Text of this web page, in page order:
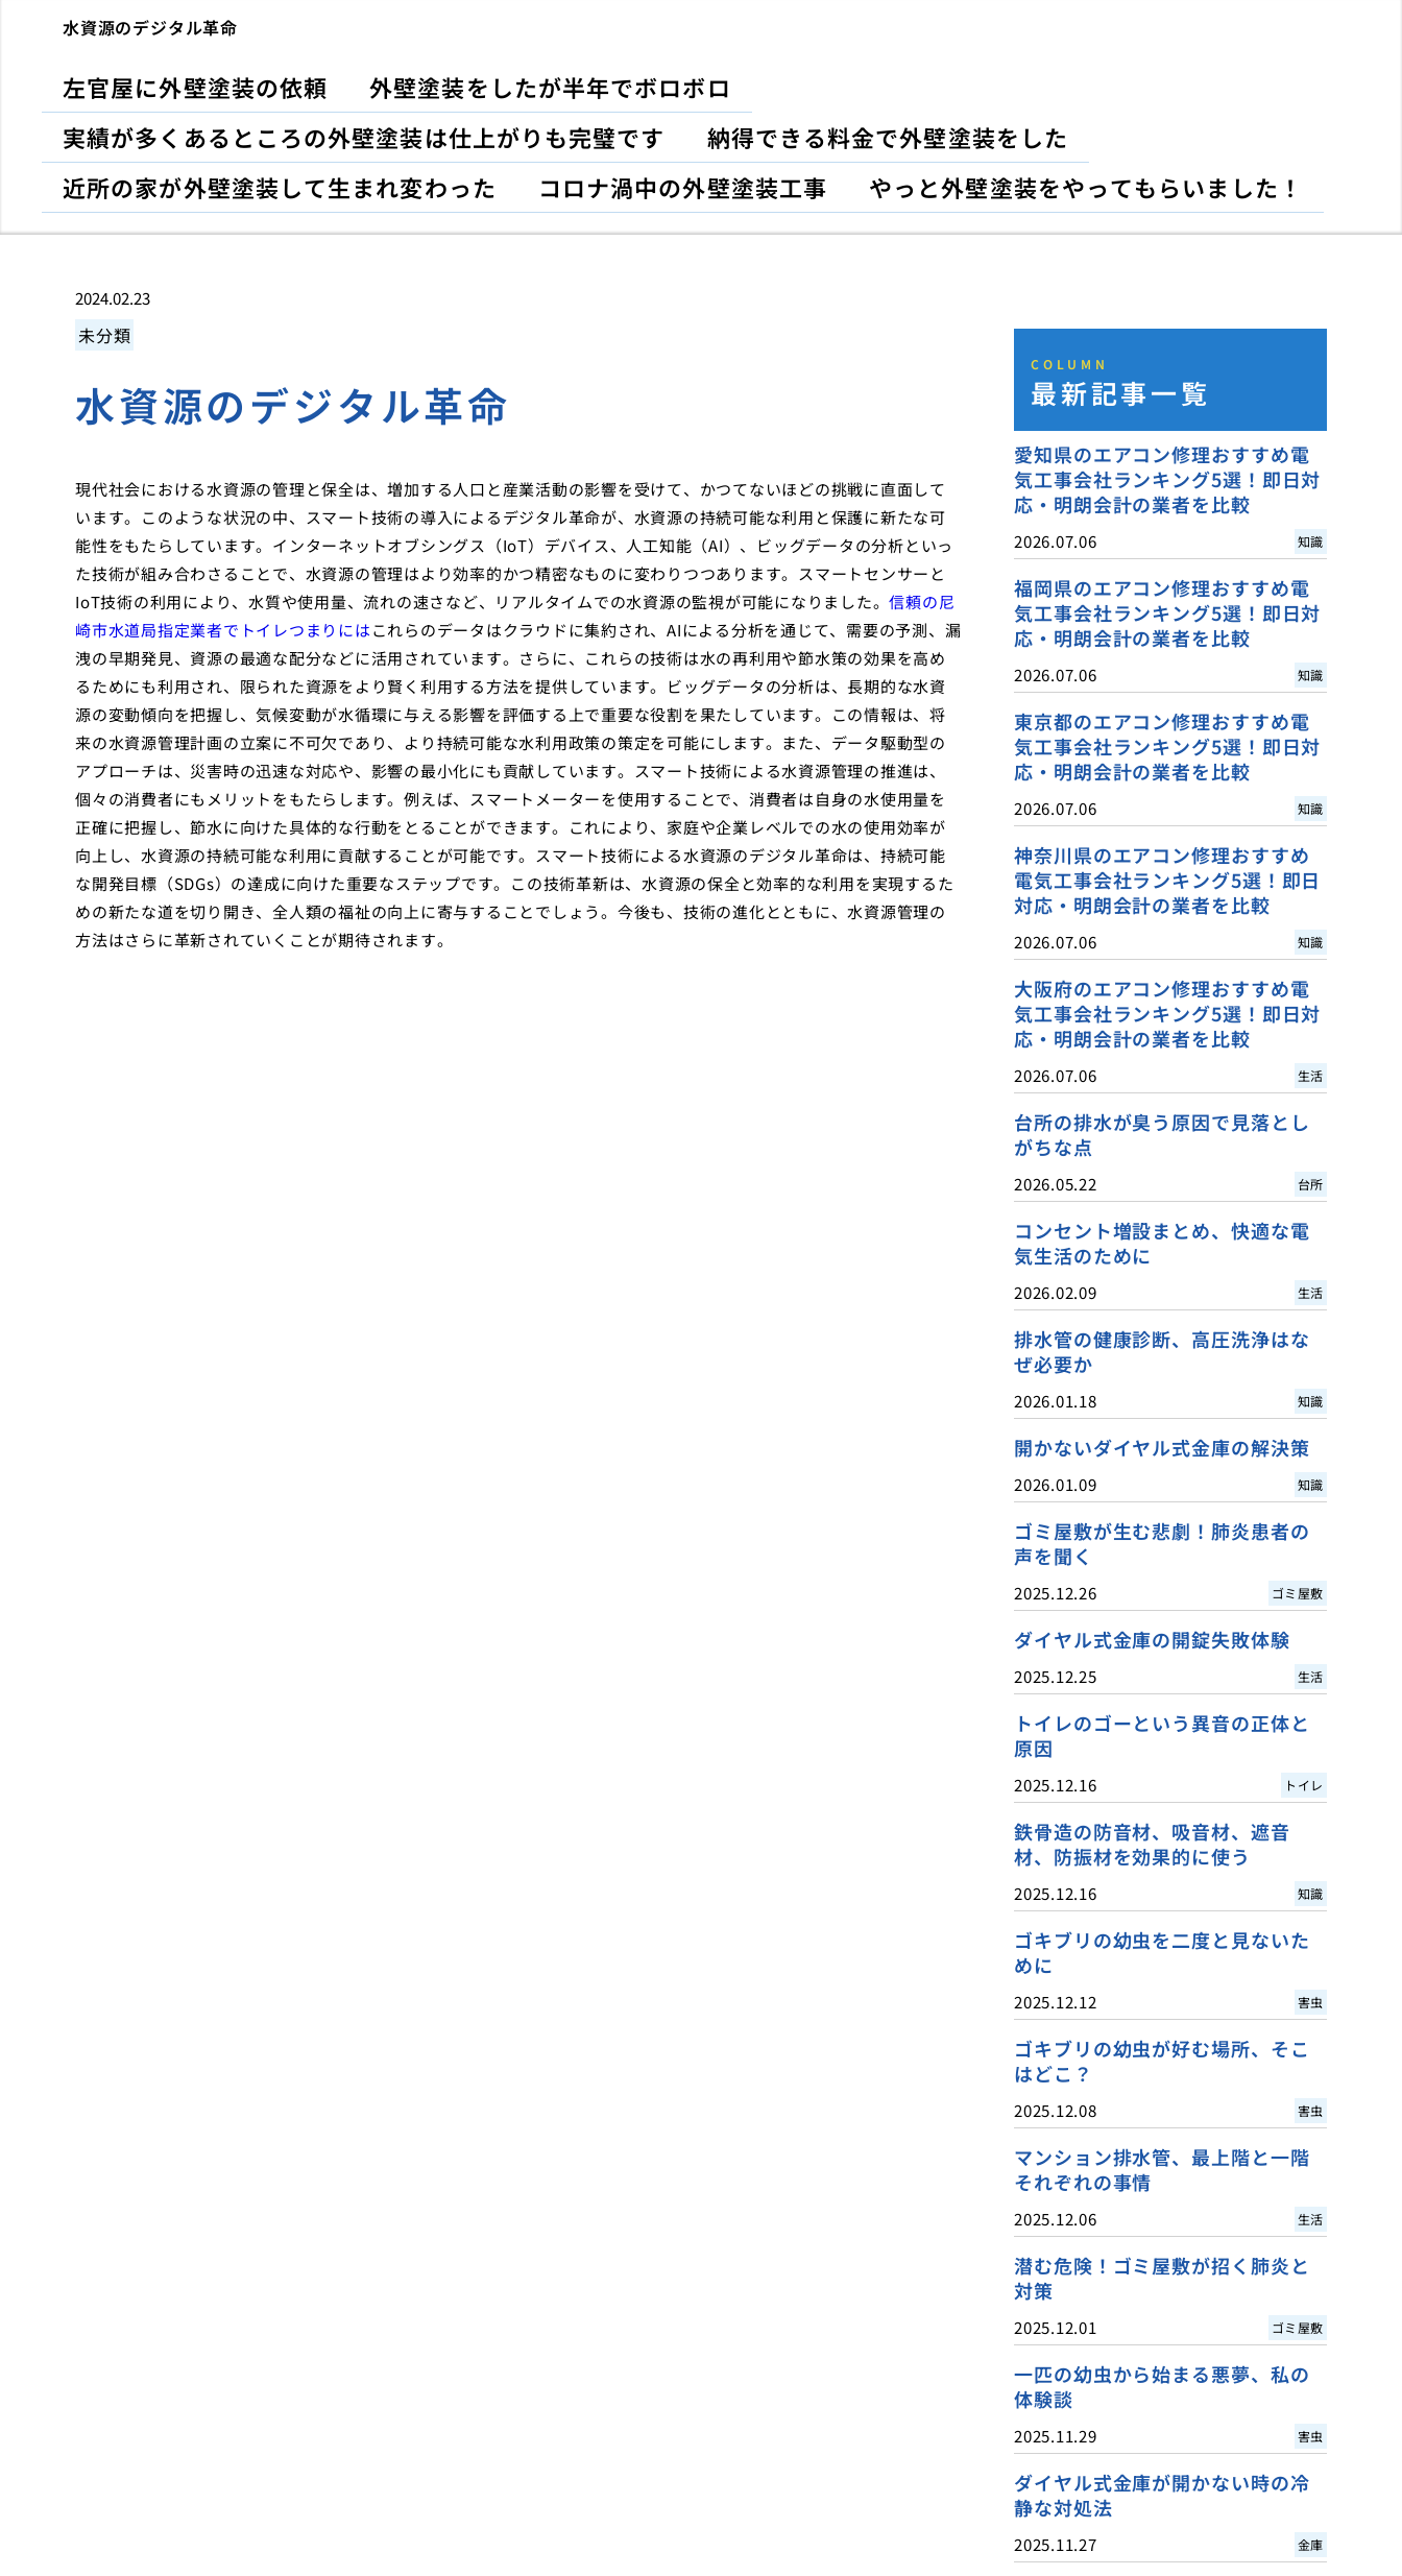
水資源のデジタル革命
左官屋に外壁塗装の依頼
外壁塗装をしたが半年でボロボロ
実績が多くあるところの外壁塗装は仕上がりも完璧です
納得できる料金で外壁塗装をした
近所の家が外壁塗装して生まれ変わった
コロナ渦中の外壁塗装工事 やっと外壁塗装をやってもらいました！
2024.02.23
未分類
水資源のデジタル革命
現代社会における水資源の管理と保全は、増加する人口と産業活動の影響を受けて、かつてないほどの挑戦に直面して
います。このような状況の中、スマート技術の導入によるデジタル革命が、水資源の持続可能な利用と保護に新たな可
能性をもたらしています。インターネットオブシングス（IoT）デバイス、人工知能（AI）、ビッグデータの分析といっ
た技術が組み合わさることで、水資源の管理はより効率的かつ精密なものに変わりつつあります。スマートセンサーと
IoT技術の利用により、水質や使用量、流れの速さなど、リアルタイムでの水資源の監視が可能になりました。信頼の尼
崎市水道局指定業者でトイレつまりにはこれらのデータはクラウドに集約され、AIによる分析を通じて、需要の予測、漏
洩の早期発見、資源の最適な配分などに活用されています。さらに、これらの技術は水の再利用や節水策の効果を高め
るためにも利用され、限られた資源をより賢く利用する方法を提供しています。ビッグデータの分析は、長期的な水資
源の変動傾向を把握し、気候変動が水循環に与える影響を評価する上で重要な役割を果たしています。この情報は、将
来の水資源管理計画の立案に不可欠であり、より持続可能な水利用政策の策定を可能にします。また、データ駆動型の
アプローチは、災害時の迅速な対応や、影響の最小化にも貢献しています。スマート技術による水資源管理の推進は、
個々の消費者にもメリットをもたらします。例えば、スマートメーターを使用することで、消費者は自身の水使用量を
正確に把握し、節水に向けた具体的な行動をとることができます。これにより、家庭や企業レベルでの水の使用効率が
向上し、水資源の持続可能な利用に貢献することが可能です。スマート技術による水資源のデジタル革命は、持続可能
な開発目標（SDGs）の達成に向けた重要なステップです。この技術革新は、水資源の保全と効率的な利用を実現するた
めの新たな道を切り開き、全人類の福祉の向上に寄与することでしょう。今後も、技術の進化とともに、水資源管理の
方法はさらに革新されていくことが期待されます。
COLUMN
最新記事一覧
愛知県のエアコン修理おすすめ電
気工事会社ランキング5選！即日対
応・明朗会計の業者を比較
2026.07.06 知識
福岡県のエアコン修理おすすめ電
気工事会社ランキング5選！即日対
応・明朗会計の業者を比較
2026.07.06 知識
東京都のエアコン修理おすすめ電
気工事会社ランキング5選！即日対
応・明朗会計の業者を比較
2026.07.06 知識
神奈川県のエアコン修理おすすめ
電気工事会社ランキング5選！即日
対応・明朗会計の業者を比較
2026.07.06 知識
大阪府のエアコン修理おすすめ電
気工事会社ランキング5選！即日対
応・明朗会計の業者を比較
2026.07.06 生活
台所の排水が臭う原因で見落とし
がちな点
2026.05.22 台所
コンセント増設まとめ、快適な電
気生活のために
2026.02.09 生活
排水管の健康診断、高圧洗浄はな
ぜ必要か
2026.01.18 知識
開かないダイヤル式金庫の解決策
2026.01.09 知識
ゴミ屋敷が生む悲劇！肺炎患者の
声を聞く
2025.12.26 ゴミ屋敷
ダイヤル式金庫の開錠失敗体験
2025.12.25 生活
トイレのゴーという異音の正体と
原因
2025.12.16 トイレ
鉄骨造の防音材、吸音材、遮音
材、防振材を効果的に使う
2025.12.16 知識
ゴキブリの幼虫を二度と見ないた
めに
2025.12.12 害虫
ゴキブリの幼虫が好む場所、そこ
はどこ？
2025.12.08 害虫
マンション排水管、最上階と一階
それぞれの事情
2025.12.06 生活
潜む危険！ゴミ屋敷が招く肺炎と
対策
2025.12.01 ゴミ屋敷
一匹の幼虫から始まる悪夢、私の
体験談
2025.11.29 害虫
ダイヤル式金庫が開かない時の冷
静な対処法
2025.11.27 金庫